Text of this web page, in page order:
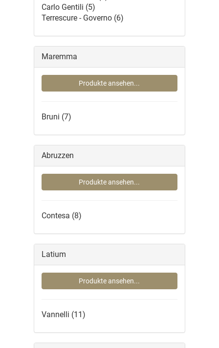
Carlo Gentili (5)
Terrescure - Governo(6)
Maremma
Produkte ansehen...
Bruni (7)
Abruzzen
Produkte ansehen...
Contesa (8)
Latium
Produkte ansehen...
Vannelli (11)